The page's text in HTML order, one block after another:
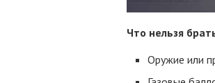
Что нельзя
Оружие или